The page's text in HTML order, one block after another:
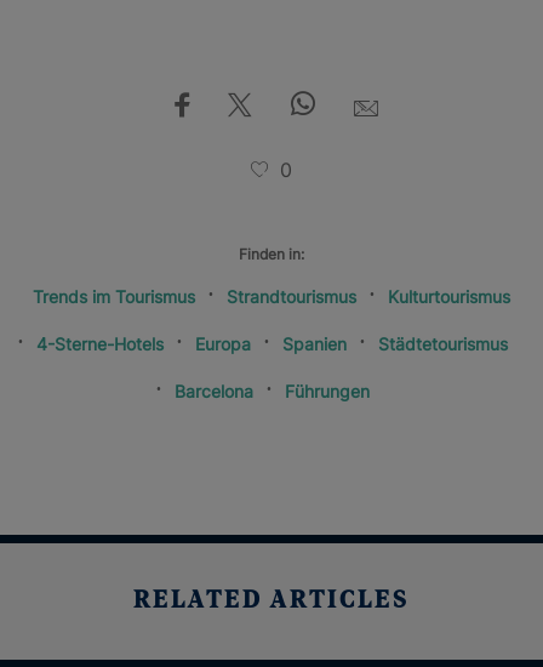
0
Finden in:
Trends im Tourismus Strandtourismus Kulturtourismus
4-Sterne-Hotels Europa Spanien Städtetourismus
Barcelona Führungen
RELATED ARTICLES